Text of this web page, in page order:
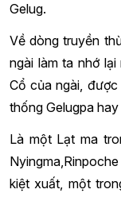
Gelug.
Về dòng truyền
ngài làm ta nhớ
Cổ của ngài,
thống Gelugpa
Là một Lạt ma
kiệt xuất, một